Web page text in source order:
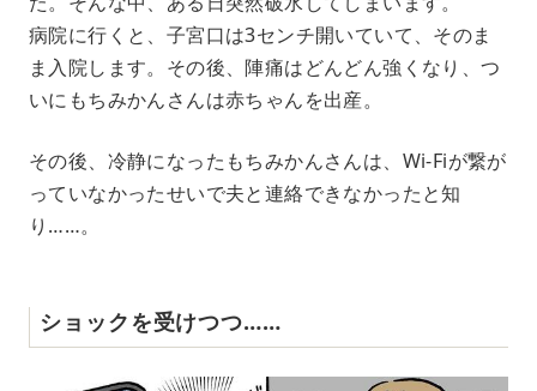
病院に行くと、子宮口は3センチ開いていて、そのま
ま入院します。その後、陣痛はどんどん強くなり、つ
いにもちみかんさんは赤ちゃんを出産。
その後、冷静になったもちみかんさんは、Wi-Fiが繋が
っていなかったせいで夫と連絡できなかったと知
り……。
ショックを受けつつ……